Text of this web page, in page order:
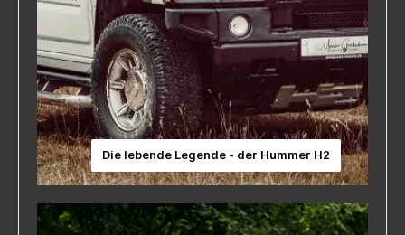
Die lebende Legende - der Hummer H2